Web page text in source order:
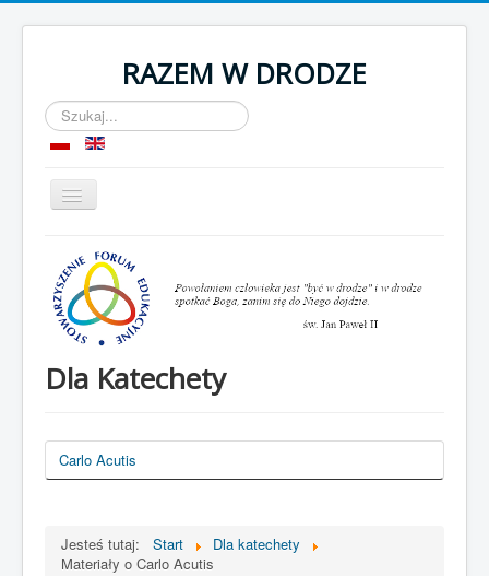
RAZEM W DRODZE
Szukaj...
Przełącz
nawigację
O nas
Komnata
Dla Katechety
Carlo Acutis
Jesteś tutaj: Start
Dla katechety
Materiały o Carlo Acutis